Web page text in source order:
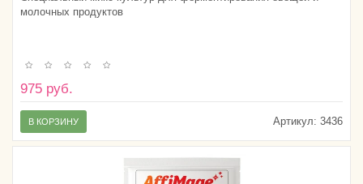
молочных продуктов
975 руб.
Артикул: 3436
В КОРЗИНУ